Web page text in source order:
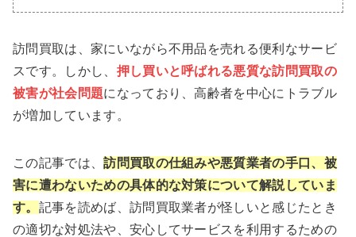
訪問買取は、家にいながら不用品を売れる便利なサービ
スです。しかし、 押し買いと呼ばれる悪質な訪問買取の
被害が社会問題になっており、高齢者を中心にトラブル
が増加しています​。
この記事では、訪問買取の仕組みや悪質業者の手口、被
害に遭わないための具体的な対策について解説していま
す。 記事を読めば、訪問買取業者が怪しいと感じたとき
の適切な対処法や、安心してサービスを利用するための